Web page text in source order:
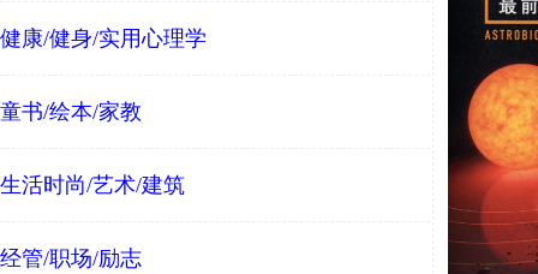
健康/健身/实用心理学
童书/绘本/家教
生活时尚/艺术/建筑
经管/职场/励志